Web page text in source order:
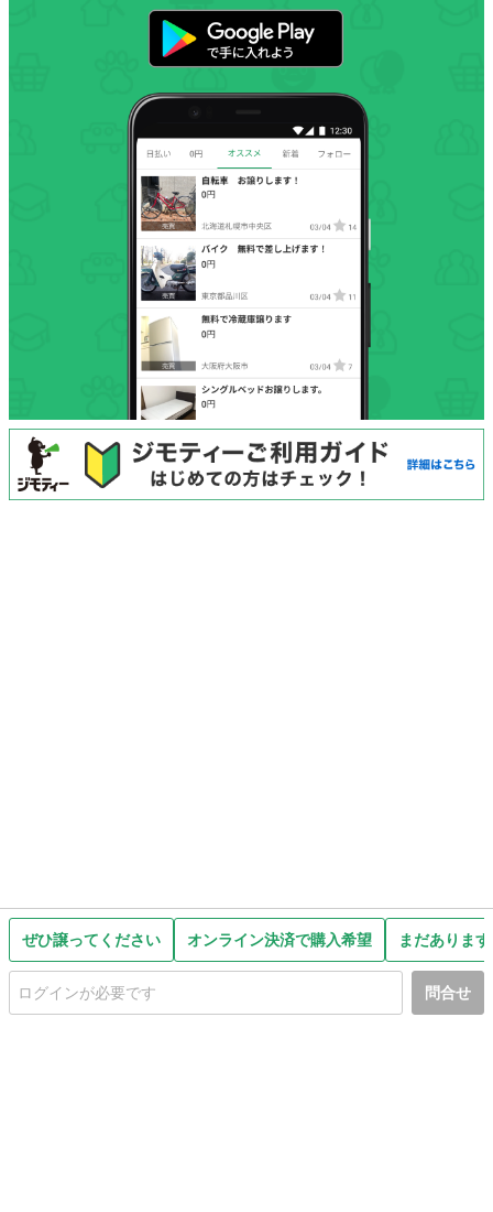
ぜひ譲ってください オンライン決済で購入希望 まだありま
問合せ